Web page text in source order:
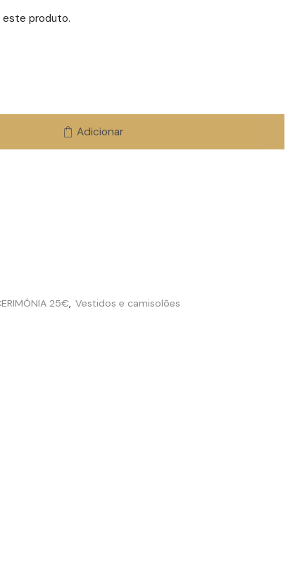
este produto.
Adicionar
25€, Vestidos e camisolões